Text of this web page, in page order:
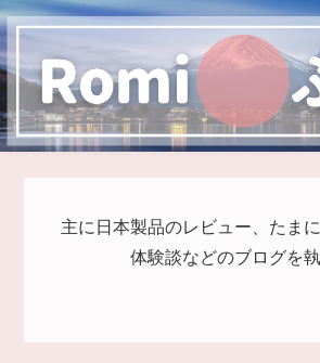
主に日本製品のレビュー、たま
体験談などのブログを